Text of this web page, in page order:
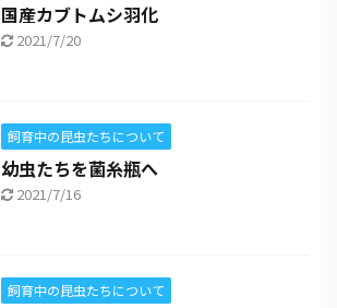
国産カブトムシ羽化
2021/7/20
飼育中の昆虫たちについて
幼虫たちを菌糸瓶へ
2021/7/16
飼育中の昆虫たちについて